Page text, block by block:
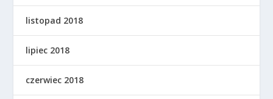
listopad 2018
lipiec 2018
czerwiec 2018